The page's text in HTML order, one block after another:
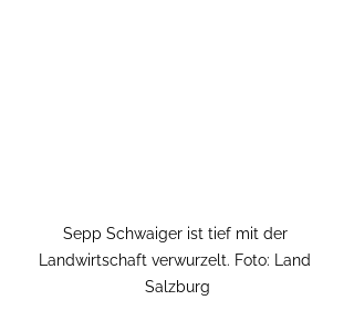
Sepp Schwaiger ist tief mit der
Landwirtschaft verwurzelt. Foto: Land
Salzburg